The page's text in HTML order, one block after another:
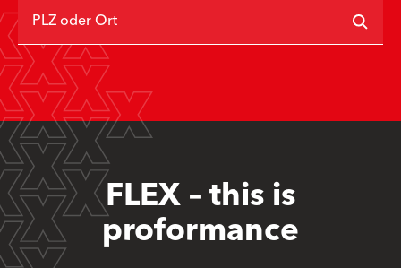
PLZ oder Ort
FLEX – this is
proformance